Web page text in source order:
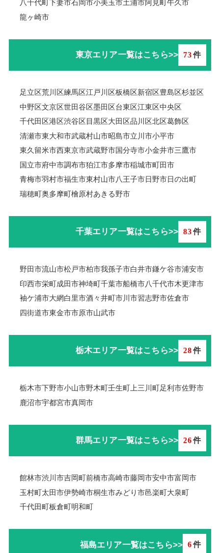
八千代町下妻市石岡市小美玉市土浦市阿見町牛久市
龍ヶ崎市
東京エリア一覧はこちら>> 73件
足立区荒川区練馬区江戸川区板橋区新宿区豊島区杉並区
中野区文京区世田谷区墨田区台東区江東区中央区
千代田区港区渋谷区 目黒区大田区品川区北区葛飾区
清瀬市東大和市武蔵村山市昭島市立川市小平市
東久留米市西東京市武蔵野市国分寺市小金井市三鷹市
国立市府中市調布市狛江市多摩市稲城市町田市
青梅市羽村市福生市東村山市八王子市日野市日の出町
瑞穂町奥多摩町檜原村あきる野市
千葉エリア一覧はこちら>> 83件
野田市流山市松戸市柏市我孫子市白井市鎌ケ谷市浦安市
印西市栄町成田市神埼町千葉市船橋市八千代市木更津市
袖ケ浦市大網白里市酒々井町市川市習志野市佐倉市
四街道市東金市市原市山武市
栃木エリア一覧はこちら>> 28件
栃木市下野市小山市野木町壬生町上三川町足利市佐野市
鹿沼市宇都宮市真岡市
群馬エリア一覧はこちら>> 26件
館林市渋川市吉岡町前橋市高崎市藤岡市安中市富岡市
玉村町太田市伊勢崎市桐生市みどり市邑楽町大泉町
千代田町板倉町明和町
福島エリア一覧はこちら>> 6件